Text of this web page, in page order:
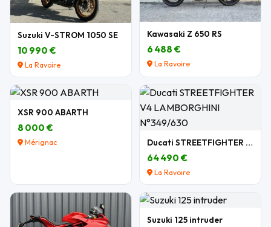
Suzuki V-STROM 1050 SE
10 990 €
La Ravoire
Kawasaki Z 650 RS
6 488 €
La Ravoire
XSR 900 ABARTH
8 000 €
Mérignac Ducati STREETFIGHTER V4 LAMBORGHINI N°349/630
64 490 €
La Ravoire
Suzuki 125 intruder